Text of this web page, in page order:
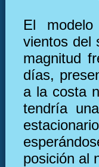
El
vientos del
magnitud
días,
a la costa
tendría
posición al